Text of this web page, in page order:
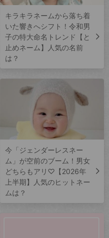
キラキラネームから落ち着
いた響きへシフト！令和男
子の特大命名トレンド【と
止めネーム】人気の名前
は？
今「ジェンダーレスネー
ム」が空前のブーム！男女
どちらもアリ♡【2026年
上半期】人気のヒットネー
ムは？